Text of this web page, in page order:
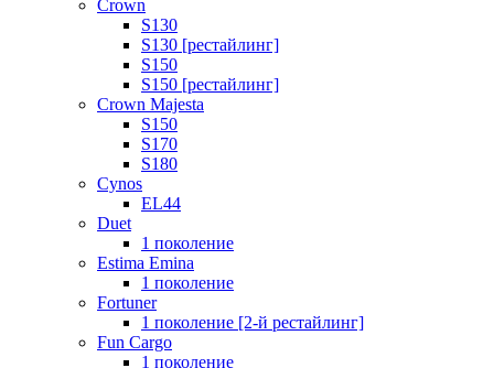
Crown
S130
S130 [рестайлинг]
S150
S150 [рестайлинг]
Crown Majesta
S150
S170
S180
Cynos
EL44
Duet
1 поколение
Estima Emina
1 поколение
Fortuner
1 поколение [2-й рестайлинг]
Fun Cargo
1 поколение